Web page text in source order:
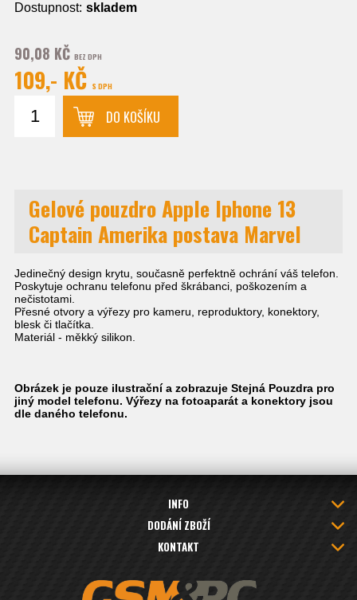
Dostupnost: skladem
90,08 KČ BEZ DPH
109,- KČ S DPH
DO KOŠÍKU
Gelové pouzdro Apple Iphone 13
Captain Amerika postava Marvel
Jedinečný design krytu, současně perfektně ochrání váš telefon.
Poskytuje ochranu telefonu před škrábanci, poškozením a
nečistotami.
Přesné otvory a výřezy pro kameru, reproduktory, konektory,
blesk či tlačítka.
Materiál - měkký silikon.
Obrázek je pouze ilustrační a zobrazuje Stejná Pouzdra pro
jiný model telefonu. Výřezy na fotoaparát a konektory jsou
dle daného telefonu.
INFO
DODÁNÍ ZBOŽÍ
KONTAKT